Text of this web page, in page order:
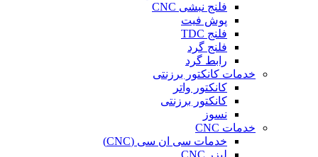
فلنج نبشی CNC
پوش فیت
فلنج TDC
فلنج گرد
رابط گرد
خدمات کانکتور برزنتی
کانکتور واتر
کانکتور برزنتی
نسوز
خدمات CNC
خدمات سی ان سی (CNC)